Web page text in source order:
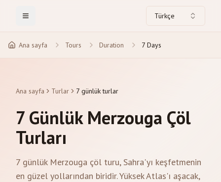
Toggle Menu Türkçe
Ana sayfa Tours Duration 7 Days
Ana sayfa Turlar 7 günlük turlar
7 Günlük Merzouga Çöl
Turları
7 günlük Merzouga çöl turu, Sahra'yı keşfetmenin
en güzel yollarından biridir. Yüksek Atlas'ı aşacak,